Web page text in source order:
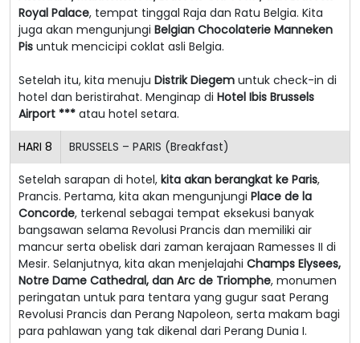
Royal Palace, tempat tinggal Raja dan Ratu Belgia. Kita
juga akan mengunjungi Belgian Chocolaterie Manneken
Pis untuk mencicipi coklat asli Belgia.
Setelah itu, kita menuju Distrik Diegem untuk check-in di
hotel dan beristirahat. Menginap di Hotel Ibis Brussels
Airport *** atau hotel setara.
HARI 8 BRUSSELS – PARIS (Breakfast)
Setelah sarapan di hotel, kita akan berangkat ke Paris,
Prancis. Pertama, kita akan mengunjungi Place de la
Concorde, terkenal sebagai tempat eksekusi banyak
bangsawan selama Revolusi Prancis dan memiliki air
mancur serta obelisk dari zaman kerajaan Ramesses II di
Mesir. Selanjutnya, kita akan menjelajahi Champs Elysees,
Notre Dame Cathedral, dan Arc de Triomphe, monumen
peringatan untuk para tentara yang gugur saat Perang
Revolusi Prancis dan Perang Napoleon, serta makam bagi
para pahlawan yang tak dikenal dari Perang Dunia I.